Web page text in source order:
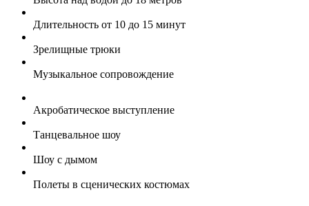
Длительность от 10 до 15 минут
Зрелищные трюки
Музыкальное сопровождение
Акробатическое выступление
Танцевальное шоу
Шоу с дымом
Полеты в сценических костюмах